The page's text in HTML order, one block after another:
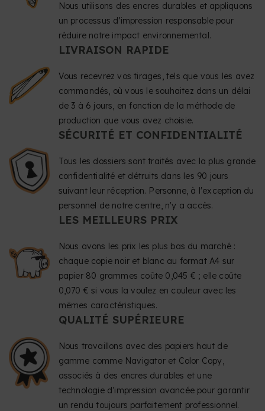
Nous utilisons des encres durables et appliquons
un processus d’impression responsable pour
réduire notre impact environnemental.
LIVRAISON RAPIDE
Vous recevrez vos tirages, tels que vous les avez
commandés, où vous le souhaitez dans un délai
de 3 à 6 jours, en fonction de la méthode de
production que vous avez choisie.
SÉCURITÉ ET CONFIDENTIALITÉ
Tous les dossiers sont traités avec la plus grande
confidentialité et détruits dans les 90 jours
suivant leur réception. Personne, à l'exception du
personnel de notre centre, n'y a accès.
LES MEILLEURS PRIX
Nous avons les prix les plus bas du marché :
chaque copie noir et blanc au format A4 sur
papier 80 grammes coûte 0,045 € ; elle coûte
0,070 € si vous la voulez en couleur avec les
mêmes caractéristiques.
QUALITÉ SUPÉRIEURE
Nous travaillons avec des papiers haut de
gamme comme Navigator et Color Copy,
associés à des encres durables et une
technologie d’impression avancée pour garantir
un rendu toujours parfaitement professionnel.